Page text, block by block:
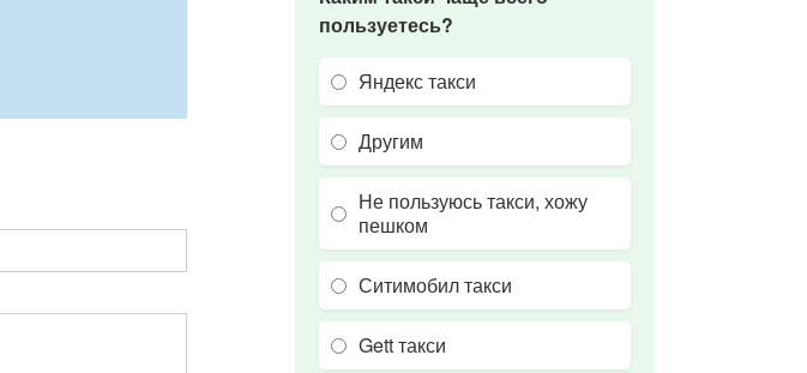
пользуетесь?
Яндекс такси
Другим
Не пользуюсь такси, хожу
пешком
Ситимобил такси
Gett такси